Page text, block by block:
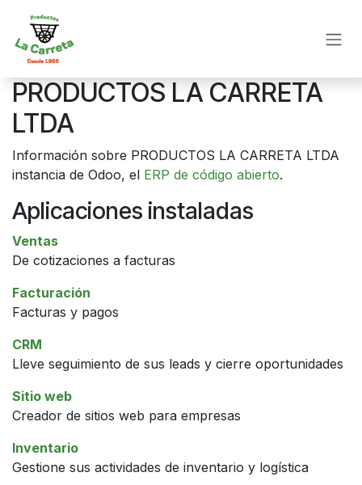
PRODUCTOS LA CARRETA
LTDA
Información sobre PRODUCTOS LA CARRETA LTDA
instancia de Odoo, el ERP de código abierto.
Aplicaciones instaladas
Ventas
De cotizaciones a facturas
Facturación
Facturas y pagos
CRM
Lleve seguimiento de sus leads y cierre oportunidades
Sitio web
Creador de sitios web para empresas
Inventario
Gestione sus actividades de inventario y logística